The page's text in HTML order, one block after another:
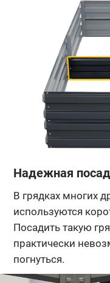
Надежная
В грядках многих
используются
Посадить такую
практически
погнуться.